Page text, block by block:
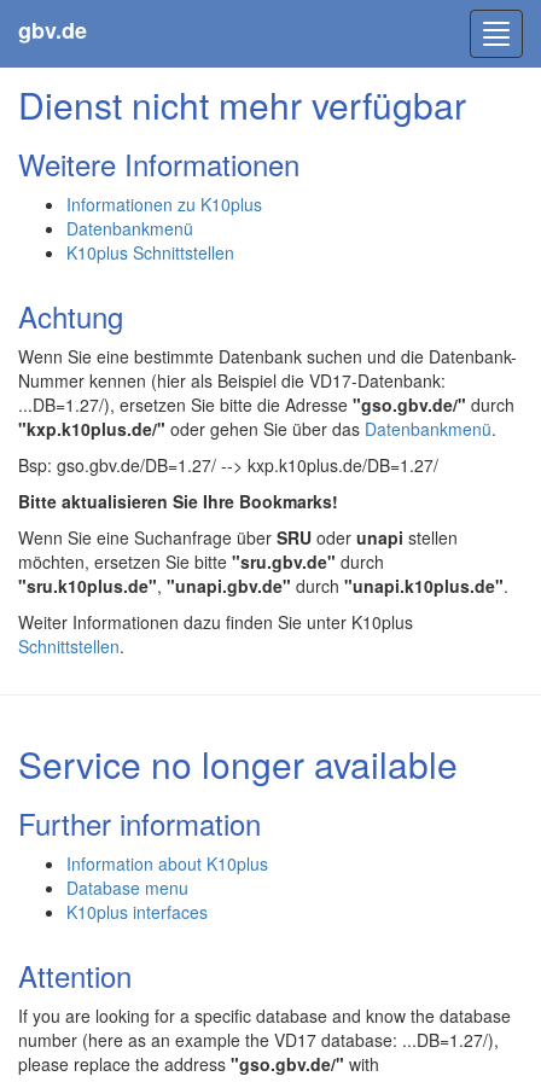
gbv.de
Dienst nicht mehr verfügbar
Weitere Informationen
Informationen zu K10plus
Datenbankmenü
K10plus Schnittstellen
Achtung
Wenn Sie eine bestimmte Datenbank suchen und die Datenbank-
Nummer kennen (hier als Beispiel die VD17-Datenbank:
...DB=1.27/), ersetzen Sie bitte die Adresse "gso.gbv.de/" durch
"kxp.k10plus.de/" oder gehen Sie über das Datenbankmenü.
Bsp: gso.gbv.de/DB=1.27/ --> kxp.k10plus.de/DB=1.27/
Bitte aktualisieren Sie Ihre Bookmarks!
Wenn Sie eine Suchanfrage über SRU oder unapi stellen
möchten, ersetzen Sie bitte "sru.gbv.de" durch
"sru.k10plus.de", "unapi.gbv.de" durch "unapi.k10plus.de".
Weiter Informationen dazu finden Sie unter K10plus
Schnittstellen.
Service no longer available
Further information
Information about K10plus
Database menu
K10plus interfaces
Attention
If you are looking for a specific database and know the database
number (here as an example the VD17 database: ...DB=1.27/),
please replace the address "gso.gbv.de/" with